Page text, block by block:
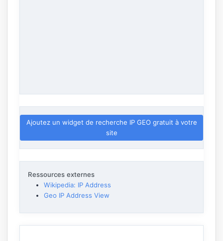
Ajoutez un widget de recherche IP GEO gratuit à votre
site
Ressources externes
Wikipedia: IP Address
Geo IP Address View